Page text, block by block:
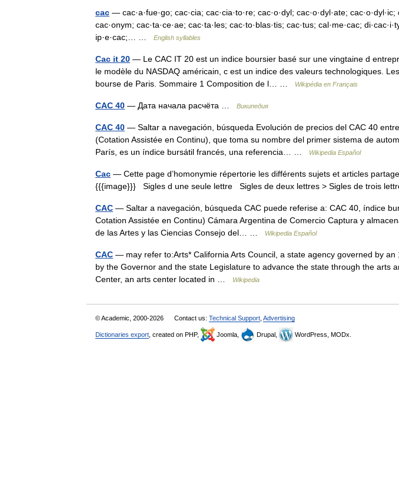
cac — cac·a·fue·go; cac·cia; cac·cia·to·re; cac·o·dyl; cac·o·dyl·ate; cac·o·dyl·ic;
cac·onym; cac·ta·ce·ae; cac·ta·les; cac·to·blas·tis; cac·tus; cal·me·cac;
ip·e·cac;… …
English syllables
Cac it 20 — Le CAC IT 20 est un indice boursier basé sur une vingtaine d
le modèle du NASDAQ américain, c est un indice des valeurs technologiques.
bourse de Paris. Sommaire 1 Composition de l… …
Wikipédia en Français
CAC 40 — Дата начала расчёта … Википедия
CAC 40 — Saltar a navegación, búsqueda Evolución de precios del CAC 40
(Cotation Assistée en Continu), que toma su nombre del primer sistema de
París, es un índice bursátil francés, una referencia… …
Wikipedia Español
Cac — Cette page d’homonymie répertorie les différents sujets et articles
{{{image}}} Sigles d une seule lettre Sigles de deux lettres > Sigles de trois
CAC — Saltar a navegación, búsqueda CAC puede referise a: CAC 40, índice
Cotation Assistée en Continu) Cámara Argentina de Comercio Captura y
de las Artes y las Ciencias Consejo del… …
Wikipedia Español
CAC — may refer to:Arts* California Arts Council, a state agency governed by an
by the Governor and the state Legislature to advance the state through the arts
Center, an arts center located in …
Wikipedia
© Academic, 2000-2026 Contact us: Technical Support Advertising
Dictionaries export , created on PHP, Joomla, Drupal, WordPress, MODx.